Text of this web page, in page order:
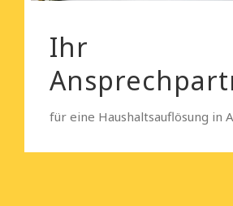
Ihr
für eine Haushaltsauflösung in